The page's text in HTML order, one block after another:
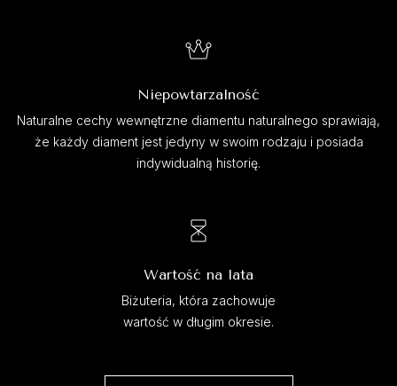
Niepowtarzalność
Naturalne cechy wewnętrzne diamentu naturalnego sprawiają,
że każdy diament jest jedyny w swoim rodzaju i posiada
indywidualną historię.
Wartość na lata
Biżuteria, która zachowuje
wartość w długim okresie.